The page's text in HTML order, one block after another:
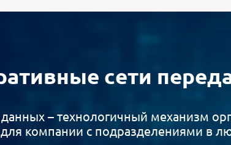
сети
– технологичный механизм
компании с подразделениями в